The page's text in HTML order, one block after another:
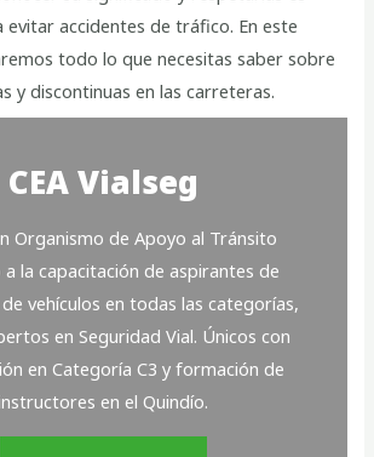
accidentes de tráfico. En este
todo lo que necesitas saber sobre
y discontinuas en las carreteras.
CEA Vialseg
Organismo de Apoyo al Tránsito
a la capacitación de aspirantes de
vehículos en todas las categorías,
en Seguridad Vial. Únicos con
en Categoría C3 y formación de
en el Quindío.